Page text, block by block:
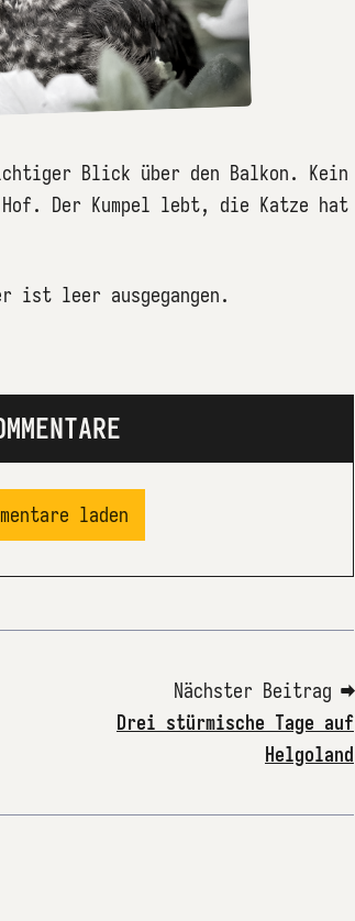
Blick über den Balkon. Kein
Hof. Der Kumpel lebt, die Katze hat
ist leer ausgegangen.
laden
Nächster Beitrag ➡
Drei stürmische Tage auf
Helgoland